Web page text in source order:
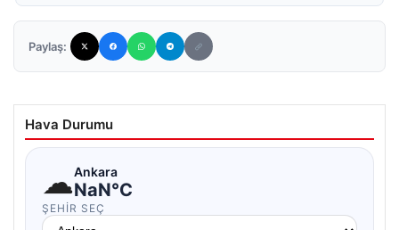
Paylaş:
Hava Durumu
☁Ankara
NaN°C
ŞEHIR SEÇ